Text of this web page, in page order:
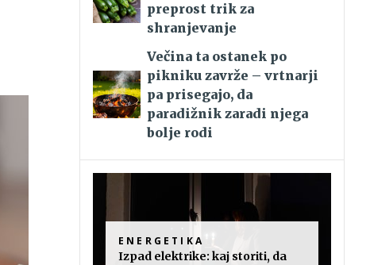
preprost trik za
shranjevanje
Večina ta ostanek po
pikniku zavrže – vrtnarji
pa prisegajo, da
paradižnik zaradi njega
bolje rodi
ENERGETIKA
Izpad elektrike: kaj storiti, da